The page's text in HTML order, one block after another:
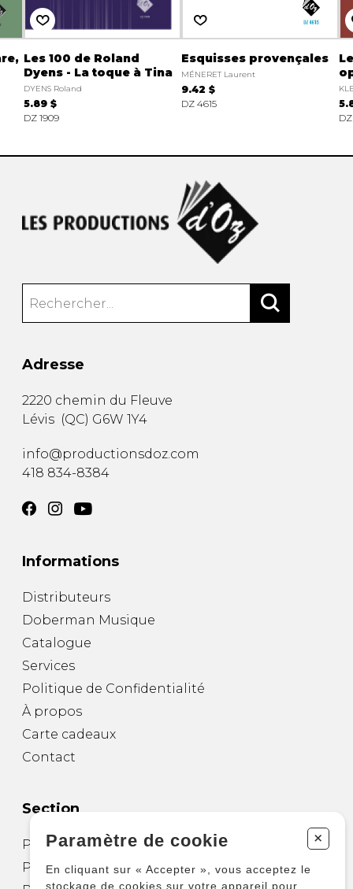
Les 100 de Roland
Dyens - La toque à Tina
DYENS Roland
5.89 $
DZ 1909
Esquisses provençales
MÉNERET Laurent
9.42 $
DZ 4615
DZ
Adresse
2220 chemin du Fleuve
Lévis (QC) G6W 1Y4
info@productionsdoz.com
418 834-8384
Informations
Distributeurs
Doberman Musique
Catalogue
Services
Politique de Confidentialité
À propos
Carte cadeaux
Contact
Section
Partitions pour guitare
Partitions pour autres instruments
Paramètre de cookie +
En cliquant sur « Accepter », vous acceptez le
stockage de cookies sur votre appareil pour